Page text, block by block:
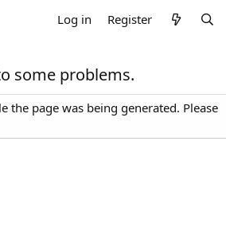
Log in Register
some problems.
the page was being generated. Please